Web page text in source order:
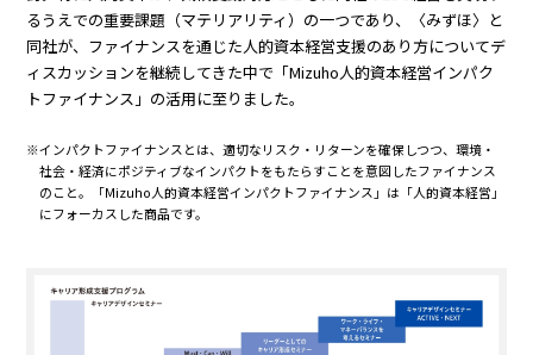
るうえでの重要課題（マテリアリティ）の一つであり、〈みずほ〉と
同社が、ファイナンスを通じた人的資本経営支援のあり方についてデ
ィスカッションを継続してきた中で「Mizuho人的資本経営インパク
トファイナンス」の活用に至りました。
※インパクトファイナンスとは、適切なリスク・リターンを確保しつつ、環境・
社会・経済にポジティブなインパクトをもたらすことを意図したファイナンス
のこと。「Mizuho人的資本経営インパクトファイナンス」は「人的資本経営」
にフォーカスした商品です。